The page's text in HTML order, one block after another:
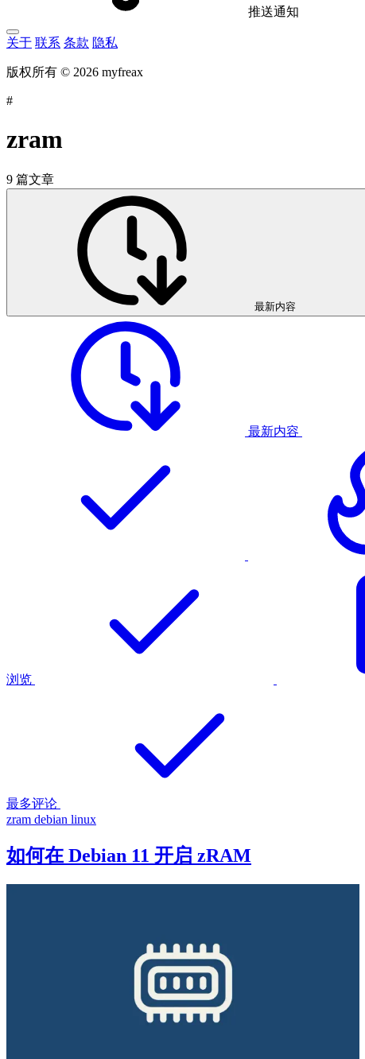
推送通知
关于 联系 条款 隐私
版权所有 © 2026 myfreax
#
zram
9 篇文章
最新内容
最新内容
浏览
最多评论
zram debian linux
如何在 Debian 11 开启 zRAM